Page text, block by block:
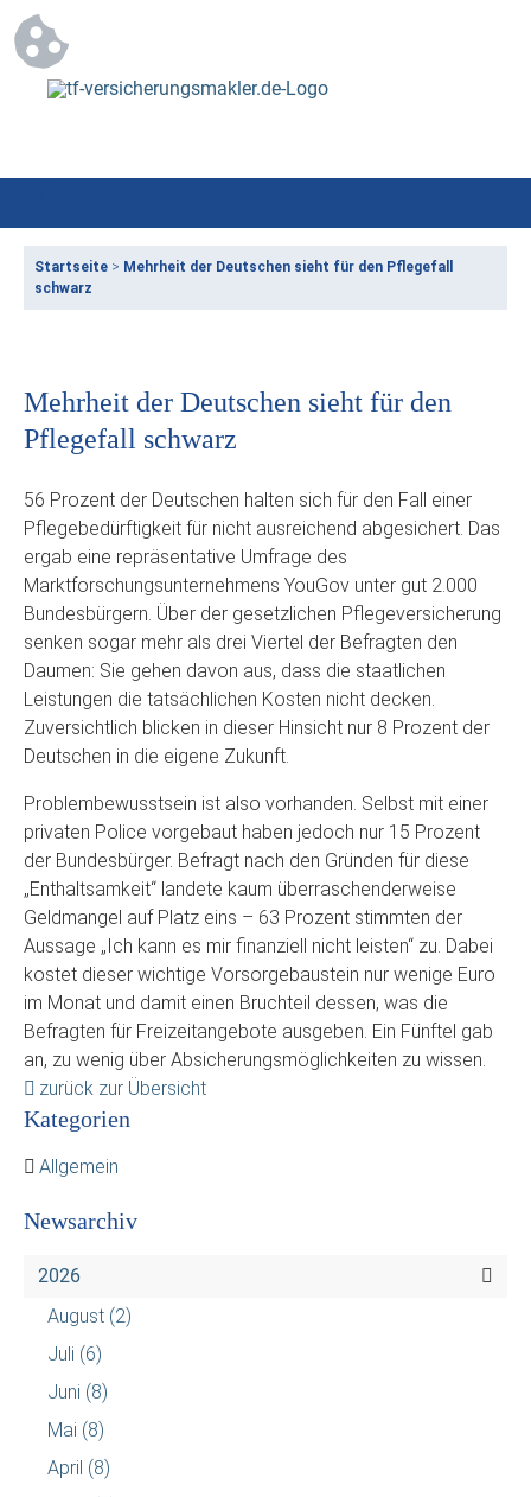
Startseite > Mehrheit der Deutschen sieht für den Pflegefall
schwarz
Mehrheit der Deutschen sieht für den
Pflegefall schwarz
56 Prozent der Deutschen halten sich für den Fall einer
Pflegebedürftigkeit für nicht ausreichend abgesichert. Das
ergab eine repräsentative Umfrage des
Marktforschungsunternehmens YouGov unter gut 2.000
Bundesbürgern. Über der gesetzlichen Pflegeversicherung
senken sogar mehr als drei Viertel der Befragten den
Daumen: Sie gehen davon aus, dass die staatlichen
Leistungen die tatsächlichen Kosten nicht decken.
Zuversichtlich blicken in dieser Hinsicht nur 8 Prozent der
Deutschen in die eigene Zukunft.
Problembewusstsein ist also vorhanden. Selbst mit einer
privaten Police vorgebaut haben jedoch nur 15 Prozent
der Bundesbürger. Befragt nach den Gründen für diese
„Enthaltsamkeit“ landete kaum überraschenderweise
Geldmangel auf Platz eins – 63 Prozent stimmten der
Aussage „Ich kann es mir finanziell nicht leisten“ zu. Dabei
kostet dieser wichtige Vorsorgebaustein nur wenige Euro
im Monat und damit einen Bruchteil dessen, was die
Befragten für Freizeitangebote ausgeben. Ein Fünftel gab
an, zu wenig über Absicherungsmöglichkeiten zu wissen.
zurück zur Übersicht
Kategorien
Allgemein
Newsarchiv
2026
August (2)
Juli (6)
Juni (8)
Mai (8)
April (8)